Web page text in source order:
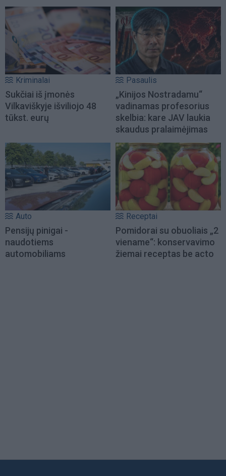
Kriminalai
Sukčiai iš įmonės
Vilkaviškyje išviliojo 48
tūkst. eurų
Pasaulis
„Kinijos Nostradamu“
vadinamas profesorius
skelbia: kare JAV laukia
skaudus pralaimėjimas
Auto
Pensijų pinigai -
naudotiems
automobiliams
Receptai
Pomidorai su obuoliais „2
viename“: konservavimo
žiemai receptas be acto